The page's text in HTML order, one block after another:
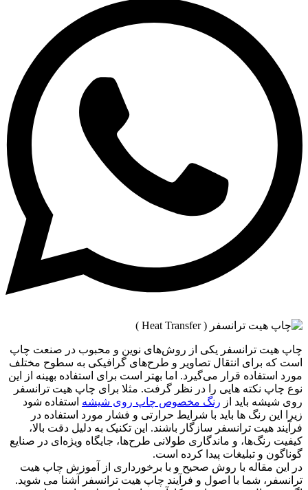
چاپ هیت ترانسفر یکی از روش‌های نوین و محبوب در صنعت چاپ
است که برای انتقال تصاویر و طرح‌های گرافیکی به سطوح مختلف
مورد استفاده قرار می‌گیرد. اما بهتر است برای استفاده بهینه از این
نوع چاپ نکته هایی را در نظر گرفت. مثلا برای چاپ هیت ترانسفر
روی شیشه باید از رنگ مخصوص چاپ روی شیشه استفاده شود
زیرا این رنگ ها باید با شرایط حرارتی و فشار مورد استفاده در
فرآیند هیت ترانسفر سازگار باشند. این تکنیک به دلیل دقت بالا،
کیفیت رنگ‌ها، و ماندگاری طولانی طرح‌ها، جایگاه ویژه‌ای در صنایع
گوناگون و تبلیغات پیدا کرده است.
در این مقاله با روش صحیح و با برخورداری از آموزش چاپ هیت
ترانسفر، شما با اصول و فرآیند چاپ هیت ترانسفر آشنا می شوید.